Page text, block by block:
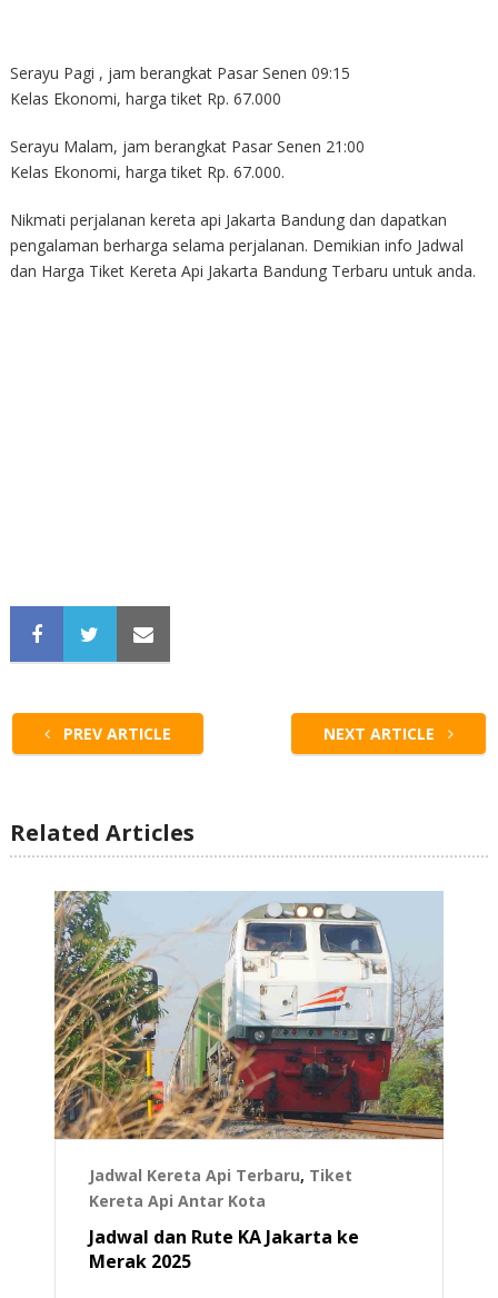
Serayu Pagi , jam berangkat Pasar Senen 09:15
Kelas Ekonomi, harga tiket Rp. 67.000
Serayu Malam, jam berangkat Pasar Senen 21:00
Kelas Ekonomi, harga tiket Rp. 67.000.
Nikmati perjalanan kereta api Jakarta Bandung dan dapatkan
pengalaman berharga selama perjalanan. Demikian info Jadwal
dan Harga Tiket Kereta Api Jakarta Bandung Terbaru untuk anda.
PREV ARTICLE NEXT ARTICLE
Related Articles
Jadwal Kereta Api Terbaru, Tiket
Kereta Api Antar Kota
Jadwal dan Rute KA Jakarta ke
Merak 2025